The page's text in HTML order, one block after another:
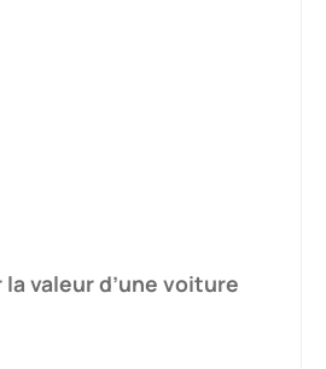
valeur d’une voiture